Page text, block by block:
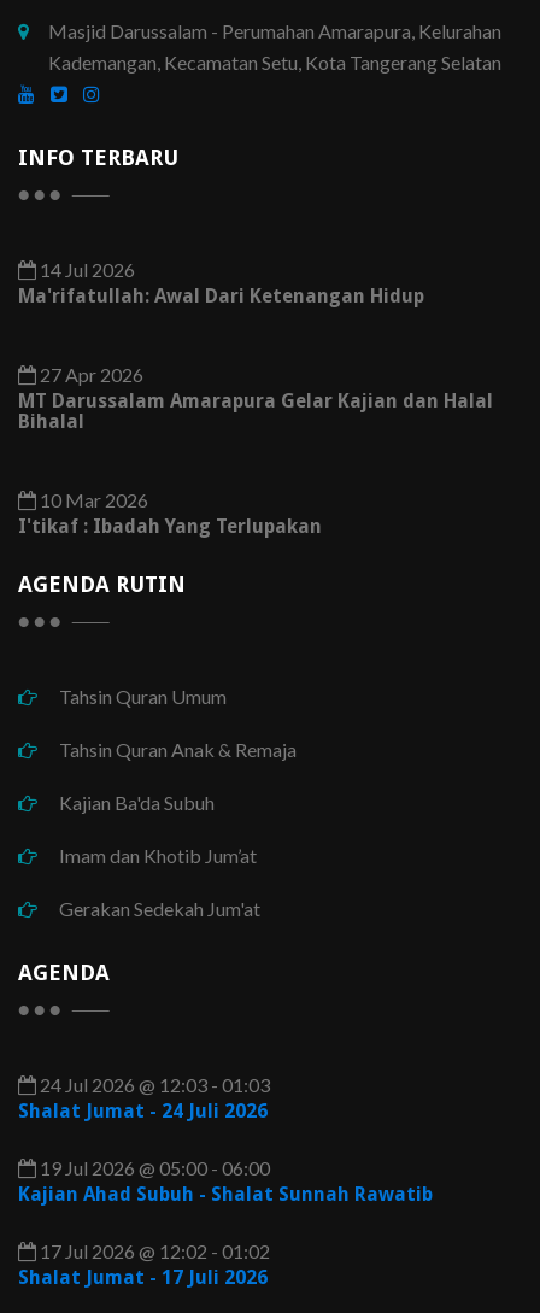
Masjid Darussalam - Perumahan Amarapura, Kelurahan
Kademangan, Kecamatan Setu, Kota Tangerang Selatan
INFO TERBARU
14 Jul 2026
Ma'rifatullah: Awal Dari Ketenangan Hidup
27 Apr 2026
MT Darussalam Amarapura Gelar Kajian dan Halal
Bihalal
10 Mar 2026
I'tikaf : Ibadah Yang Terlupakan
AGENDA RUTIN
Tahsin Quran Umum
Tahsin Quran Anak & Remaja
Kajian Ba'da Subuh
Imam dan Khotib Jum’at
Gerakan Sedekah Jum'at
AGENDA
24 Jul 2026 @ 12:03 - 01:03
Shalat Jumat - 24 Juli 2026
19 Jul 2026 @ 05:00 - 06:00
Kajian Ahad Subuh - Shalat Sunnah Rawatib
17 Jul 2026 @ 12:02 - 01:02
Shalat Jumat - 17 Juli 2026